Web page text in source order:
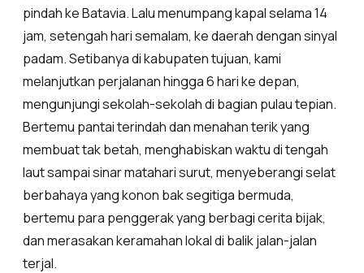
pindah ke Batavia. Lalu menumpang kapal selama 14
jam, setengah hari semalam, ke daerah dengan sinyal
padam. Setibanya di kabupaten tujuan, kami
melanjutkan perjalanan hingga 6 hari ke depan,
mengunjungi sekolah-sekolah di bagian pulau tepian.
Bertemu pantai terindah dan menahan terik yang
membuat tak betah, menghabiskan waktu di tengah
laut sampai sinar matahari surut, menyeberangi selat
berbahaya yang konon bak segitiga bermuda,
bertemu para penggerak yang berbagi cerita bijak,
dan merasakan keramahan lokal di balik jalan-jalan
terjal.